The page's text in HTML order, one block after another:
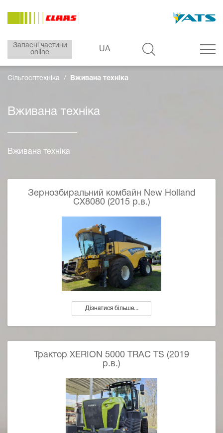
Запасні частини
online
UA
Сільгосптехніка Вживана техніка
Вживана техніка
Вживана техніка
Зернозбиральний комбайн New Holland
CX8080 (2015 р.в.)
Дізнатися більше...
Трактор XERION 5000 TRAC TS (2019
р.в.)